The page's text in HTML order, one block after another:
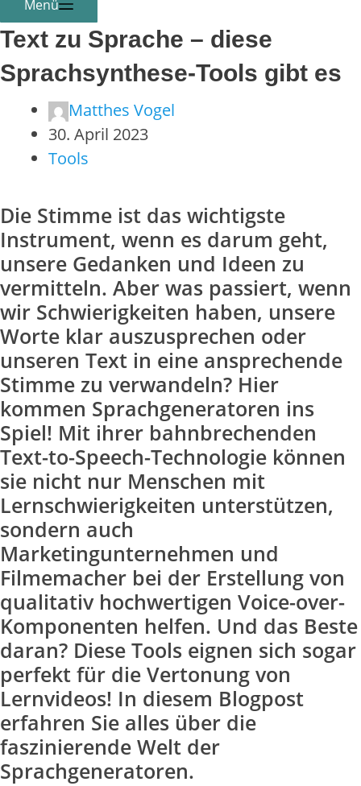
Menü
Text zu Sprache – diese
Sprachsynthese-Tools gibt es
Matthes Vogel
30. April 2023
Tools
Die Stimme ist das wichtigste
Instrument, wenn es darum geht,
unsere Gedanken und Ideen zu
vermitteln. Aber was passiert, wenn
wir Schwierigkeiten haben, unsere
Worte klar auszusprechen oder
unseren Text in eine ansprechende
Stimme zu verwandeln? Hier
kommen Sprachgeneratoren ins
Spiel! Mit ihrer bahnbrechenden
Text-to-Speech-Technologie können
sie nicht nur Menschen mit
Lernschwierigkeiten unterstützen,
sondern auch
Marketingunternehmen und
Filmemacher bei der Erstellung von
qualitativ hochwertigen Voice-over-
Komponenten helfen. Und das Beste
daran? Diese Tools eignen sich sogar
perfekt für die Vertonung von
Lernvideos! In diesem Blogpost
erfahren Sie alles über die
faszinierende Welt der
Sprachgeneratoren.